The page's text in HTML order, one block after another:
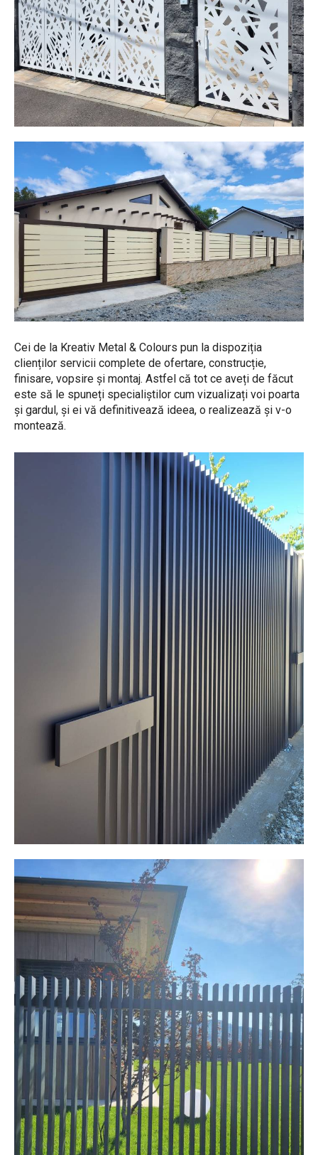
Cei de la Kreativ Metal & Colours pun la dispoziția
clienților servicii complete de ofertare, construcție,
finisare, vopsire și montaj. Astfel că tot ce aveți de făcut
este să le spuneți specialiștilor cum vizualizați voi poarta
și gardul, și ei vă definitivează ideea, o realizează și v-o
montează.